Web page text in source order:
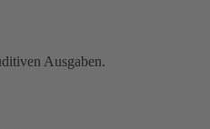
Ausgaben.